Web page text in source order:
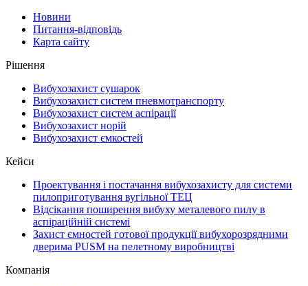
Новини
Питання-відповідь
Карта сайту
Рішення
Вибухозахист сушарок
Вибухозахист систем пневмотранспорту
Вибухозахист систем аспірації
Вибухозахист норій
Вибухозахист ємкостей
Кейси
Проектування і постачання вибухозахисту для системи
пилоприготування вугільної ТЕЦ
Відсікання поширення вибуху металевого пилу в
аспіраційній системі
Захист ємностей готової продукції вибухорозрядними
дверима PUSM на пелетному виробництві
Компанія